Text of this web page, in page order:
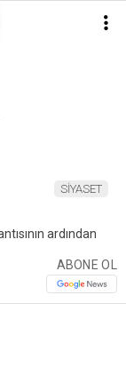
SİYASET
ABONE OL